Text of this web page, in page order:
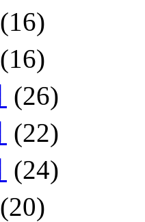
(16)
(16)
(26)
(22)
(24)
(20)